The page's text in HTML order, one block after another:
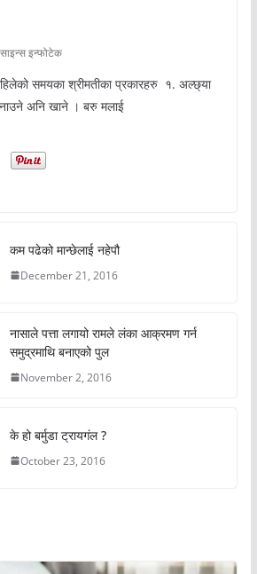
साइन्स इन्फोटेक
समयका श्रीमतीका प्रकारहरु १. अल्छ्या
अनि खाने । बरु मलाई
कम पढेको मान्छेलाई नहेपौ
December 21, 2016
नासाले पत्ता लगायो रामले लंका आक्रमण गर्न
समुद्रमाथि बनाएको पुल
November 2, 2016
के हो बर्मुडा ट्रायगंल ?
October 23, 2016